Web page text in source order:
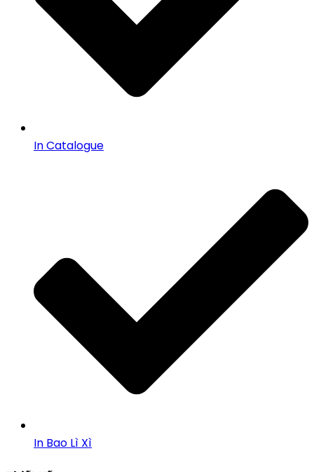
In Catalogue
In Bao Lì Xì